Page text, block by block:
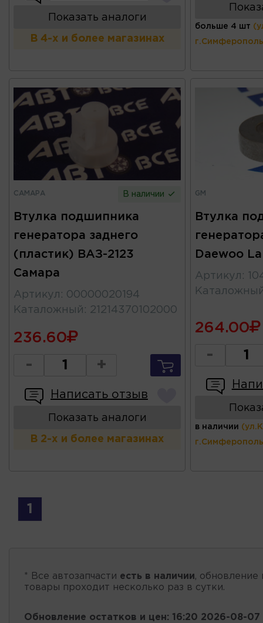
Показать аналоги
В 4-х и более магазинах
больше 4 шт
САМАРА В наличии
Втулка подшипника
генератора заднего
(пластик) ВАЗ-2123
Самара
Артикул : 00000020194
Каталожный : 21214370102000
236.60
- +
Написать отзыв
Показать аналоги
В 2-х и более магазинах
GM
Втулка
Daewoo
Артикул :
264.00
-
в наличии
1
* Все автозапчасти есть в наличии, обновление
товары проходит несколько раз в сутки.
Обновление остатков и цен: 16:20 2026-08-07